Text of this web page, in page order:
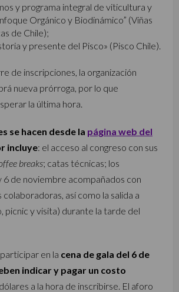
y programa integral de viticultura y
Orgánico y Biodinámico” (Viñas
de Chile);
y presente del Pisco» (Pisco Chile).
de inscripciones, la organización
nueva prórroga, por lo que
la última hora.
se hacen desde la página web del
incluye: el acceso al congreso con sus
breaks; catas técnicas; los
6 de noviembre acompañados con
así como la salida a
picnic y visita) durante la tarde del
en la cena de gala del 6 de
indicar y pagar un costo
a la hora de inscribirse. El aforo